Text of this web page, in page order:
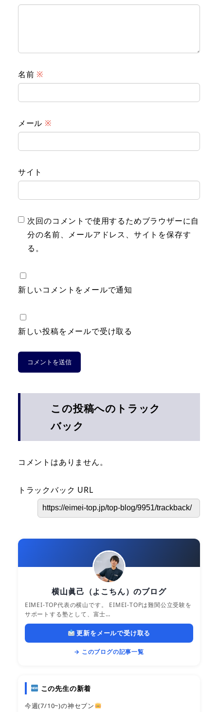
名前 ※
メール ※
サイト
次回のコメントで使用するためブラウザーに自
分の名前、メールアドレス、サイトを保存す
る。
新しいコメントをメールで通知
新しい投稿をメールで受け取る
この投稿へのトラック
バック
コメントはありません。
トラックバック URL
横山眞己（よこちん）のブログ
EIMEI-TOP代表の横山です。 EIMEI-TOPは難関公立受験を
サポートする塾として、富士…
更新をメールで受け取る
→ このブログの記事一覧
この先生の新着
今週(7/10~)の神セブン